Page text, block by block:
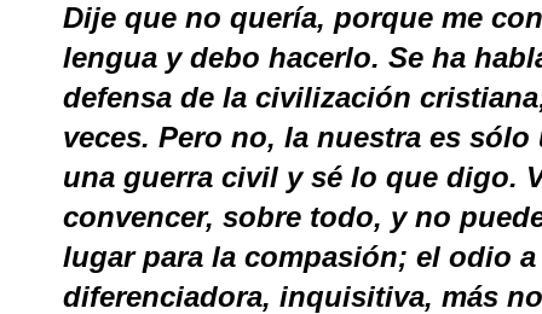
Dije que no quería, porque me
lengua y debo hacerlo. Se ha
defensa de la civilización
veces. Pero no, la nuestra es
una guerra civil y sé lo que digo.
convencer, sobre todo, y no
lugar para la compasión; el odio
diferenciadora, inquisitiva, más